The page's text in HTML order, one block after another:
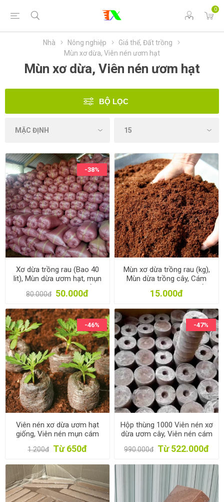
0
Nhà Nông nghiệp
Giá thể, Đất trồng
Mùn xơ dừa, Viên nén ươm hạt
Mùn xơ dừa, Viên nén ươm hạt
BỘ LỌC
-38%
Xơ dừa trồng rau (Bao 40
lit), Mùn dừa ươm hạt, mụn
cám sơ dừa ươm cây Trồng
hoa
80.000đ 50.000đ
Mùn xơ dừa trồng rau (kg),
Mùn dừa trồng cây, Cám
mụn sơ dừa ươm hạt giống
15.000đ
-46%
Viên nén xơ dừa ươm hạt
giống, Viên nén mụn cám
dừa ươm cây con, Viên nén
sơ dừa ươm cây non
1.200đ Từ 650đ
-47%
Hộp thùng 1000 Viên nén xơ
dừa ươm cây, Viên nén cám
mụn dừa ươm hạt, Viên nén
ươm cây non
990.000đ Từ 522.000đ